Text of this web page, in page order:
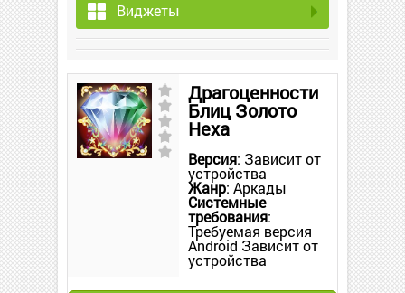
Виджеты
Драгоценности
Блиц Золото
Hexa
Версия: Зависит от
устройства
Жанр: Аркады
Системные
требования:
Требуемая версия
Android Зависит от
устройства